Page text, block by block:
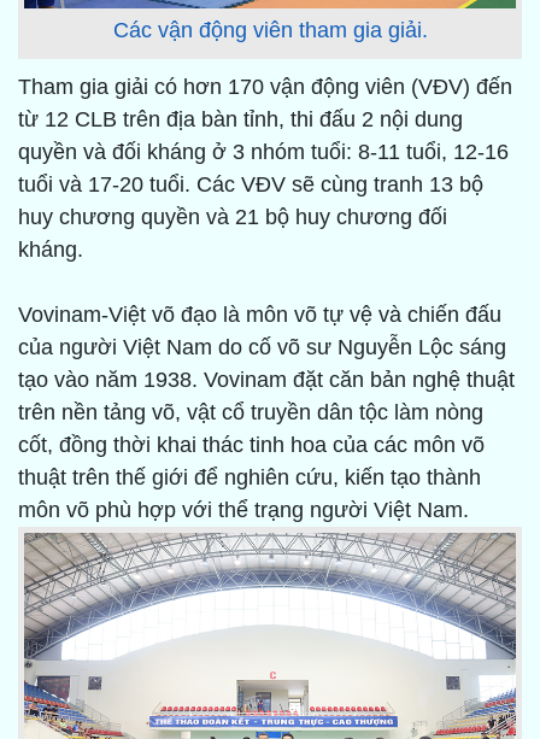
Các vận động viên tham gia giải.
Tham gia giải có hơn 170 vận động viên (VĐV) đến
từ 12 CLB trên địa bàn tỉnh, thi đấu 2 nội dung
quyền và đối kháng ở 3 nhóm tuổi: 8-11 tuổi, 12-16
tuổi và 17-20 tuổi. Các VĐV sẽ cùng tranh 13 bộ
huy chương quyền và 21 bộ huy chương đối
kháng.
Vovinam-Việt võ đạo là môn võ tự vệ và chiến đấu
của người Việt Nam do cố võ sư Nguyễn Lộc sáng
tạo vào năm 1938. Vovinam đặt căn bản nghệ thuật
trên nền tảng võ, vật cổ truyền dân tộc làm nòng
cốt, đồng thời khai thác tinh hoa của các môn võ
thuật trên thế giới để nghiên cứu, kiến tạo thành
môn võ phù hợp với thể trạng người Việt Nam.